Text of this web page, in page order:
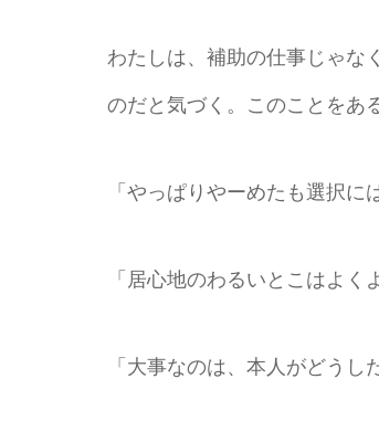
わたしは、補助の仕事じゃな
のだと気づく。このことをあ
「やっぱりやーめたも選択に
「居心地のわるいとこはよく
「大事なのは、本人がどうし